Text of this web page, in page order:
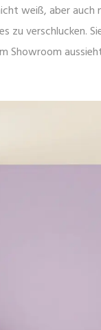
weiß, aber
zu verschlucken.